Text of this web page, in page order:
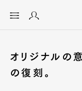
オリジナルの
の復刻。